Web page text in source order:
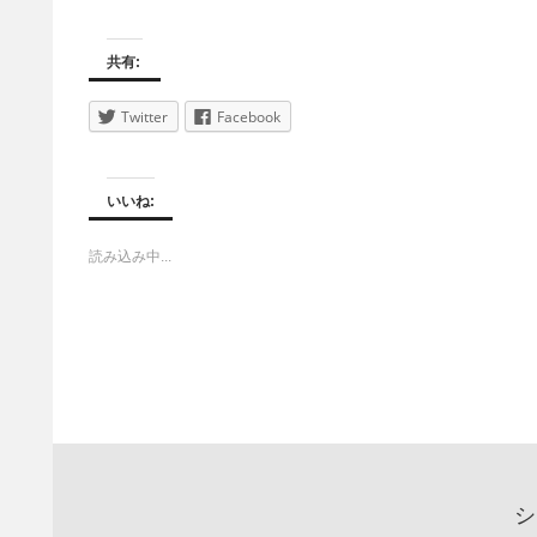
共有:
Twitter Facebook
いいね:
読み込み中...